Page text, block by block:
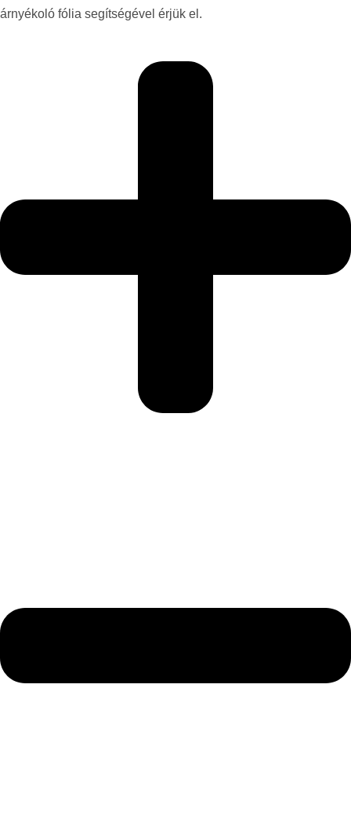
árnyékoló fólia segítségével érjük el.